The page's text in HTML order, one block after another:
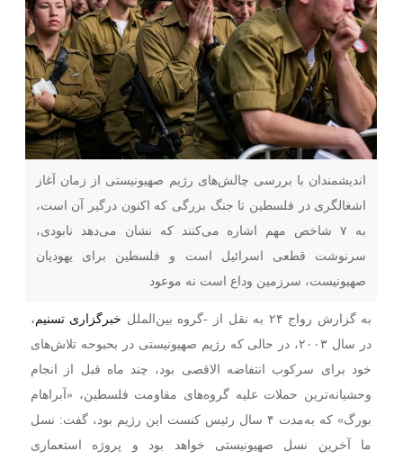
اندیشمندان با بررسی چالش‌های رژیم صهیونیستی از زمان آغاز
اشغالگری در فلسطین تا جنگ بزرگی که اکنون درگیر آن است،
به ۷ شاخص مهم اشاره می‌کنند که نشان می‌دهد نابودی،
سرنوشت قطعی اسرائیل است و فلسطین برای یهودیان
صهیونیست، سرزمین وداع است نه موعود
به گزارش رواج ۲۴ به نقل از -گروه بین‌الملل خبرگزاری تسنیم،
در سال ۲۰۰۳، در حالی که رژیم صهیونیستی در بحبوحه تلاش‌های
خود برای سرکوب انتفاضه الاقصی بود، چند ماه قبل از انجام
وحشیانه‌ترین حملات علیه گروه‌های مقاومت فلسطین، «آبراهام
بورگ» که به‌مدت ۴ سال رئیس کنست این رژیم بود، گفت: نسل
ما آخرین نسل صهیونیستی خواهد بود و پروژه استعماری